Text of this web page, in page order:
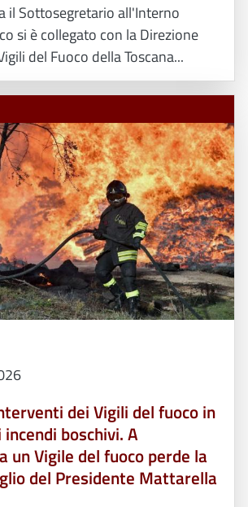
il Sottosegretario all'Interno
si è collegato con la Direzione
del Fuoco della Toscana...
dei Vigili del fuoco in
boschivi. A
un Vigile del fuoco perde la
del Presidente Mattarella